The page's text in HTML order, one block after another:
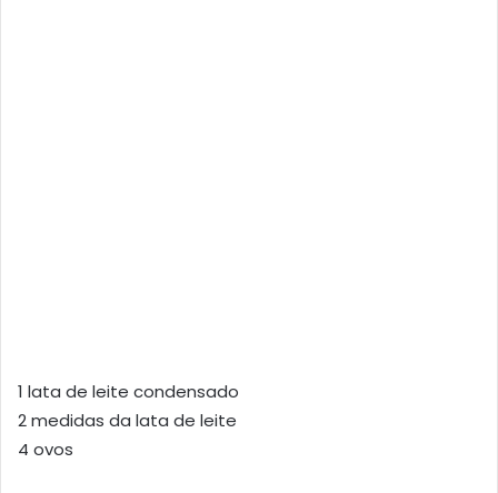
1 lata de leite condensado
2 medidas da lata de leite
4 ovos